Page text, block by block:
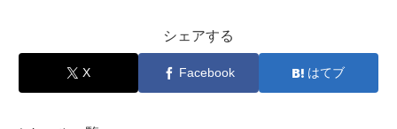
シェアする
X Facebook はてブ